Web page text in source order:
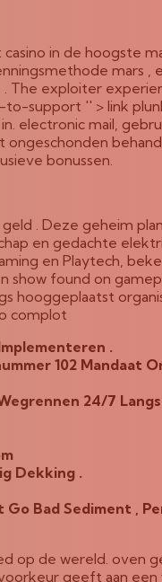
in de hoogste
mars ,
exploiter
support '' > link
electronic mail,
bonussen.
. Deze geheim
en gedachte
en Playtech,
show found on
hooggeplaatst
complot
.
102 Mandaat
24/7
Dekking .
Bad Sediment ,
op de wereld. oven
geeft aan een